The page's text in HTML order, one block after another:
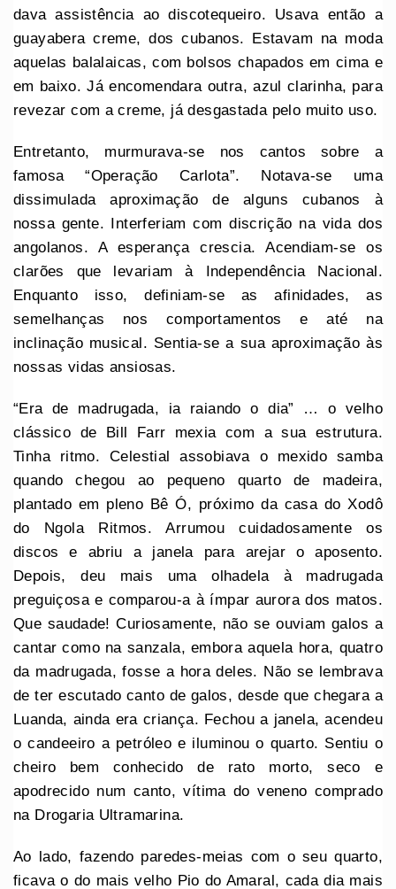
dava assistência ao discotequeiro. Usava então a
guayabera creme, dos cubanos. Estavam na moda
aquelas balalaicas, com bolsos chapados em cima e
em baixo. Já encomendara outra, azul clarinha, para
revezar com a creme, já desgastada pelo muito uso.
Entretanto, murmurava-se nos cantos sobre a
famosa “Operação Carlota”. Notava-se uma
dissimulada aproximação de alguns cubanos à
nossa gente. Interferiam com discrição na vida dos
angolanos. A esperança crescia. Acendiam-se os
clarões que levariam à Independência Nacional.
Enquanto isso, definiam-se as afinidades, as
semelhanças nos comportamentos e até na
inclinação musical. Sentia-se a sua aproximação às
nossas vidas ansiosas.
“Era de madrugada, ia raiando o dia” … o velho
clássico de Bill Farr mexia com a sua estrutura.
Tinha ritmo. Celestial assobiava o mexido samba
quando chegou ao pequeno quarto de madeira,
plantado em pleno Bê Ó, próximo da casa do Xodô
do Ngola Ritmos. Arrumou cuidadosamente os
discos e abriu a janela para arejar o aposento.
Depois, deu mais uma olhadela à madrugada
preguiçosa e comparou-a à ímpar aurora dos matos.
Que saudade! Curiosamente, não se ouviam galos a
cantar como na sanzala, embora aquela hora, quatro
da madrugada, fosse a hora deles. Não se lembrava
de ter escutado canto de galos, desde que chegara a
Luanda, ainda era criança. Fechou a janela, acendeu
o candeeiro a petróleo e iluminou o quarto. Sentiu o
cheiro bem conhecido de rato morto, seco e
apodrecido num canto, vítima do veneno comprado
na Drogaria Ultramarina.
Ao lado, fazendo paredes-meias com o seu quarto,
ficava o do mais velho Pio do Amaral, cada dia mais